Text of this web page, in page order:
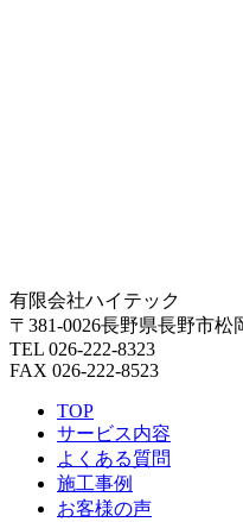
有限会社ハイテック
〒381-0026長野県長野市松
TEL 026-222-8323
FAX 026-222-8523
TOP
サービス内容
よくある質問
施工事例
お客様の声